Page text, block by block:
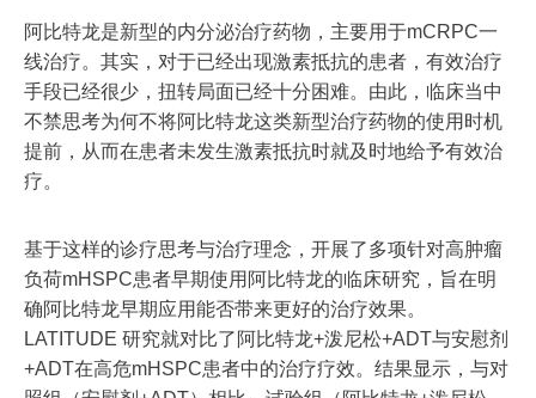
阿比特龙是新型的内分泌治疗药物，主要用于mCRPC一
线治疗。其实，对于已经出现激素抵抗的患者，有效治疗
手段已经很少，扭转局面已经十分困难。由此，临床当中
不禁思考为何不将阿比特龙这类新型治疗药物的使用时机
提前，从而在患者未发生激素抵抗时就及时地给予有效治
疗。
基于这样的诊疗思考与治疗理念，开展了多项针对高肿瘤
负荷mHSPC患者早期使用阿比特龙的临床研究，旨在明
确阿比特龙早期应用能否带来更好的治疗效果。
LATITUDE 研究就对比了阿比特龙+泼尼松+ADT与安慰剂
+ADT在高危mHSPC患者中的治疗疗效。结果显示，与对